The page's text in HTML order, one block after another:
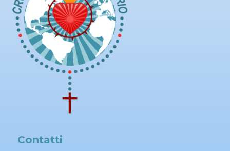
Contatti